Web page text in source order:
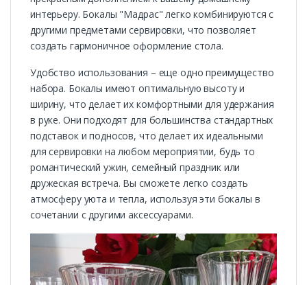
интерьеру. Бокалы "Мадрас" легко комбинируются с
другими предметами сервировки, что позволяет
создать гармоничное оформление стола.
Удобство использования – еще одно преимущество
набора. Бокалы имеют оптимальную высоту и
ширину, что делает их комфортными для удержания
в руке. Они подходят для большинства стандартных
подставок и подносов, что делает их идеальными
для сервировки на любом мероприятии, будь то
романтический ужин, семейный праздник или
дружеская встреча. Вы сможете легко создать
атмосферу уюта и тепла, используя эти бокалы в
сочетании с другими аксессуарами.